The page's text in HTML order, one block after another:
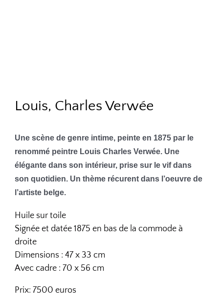
Louis, Charles Verwée
Une scène de genre intime, peinte en 1875 par le
renommé peintre Louis Charles Verwée. Une
élégante dans son intérieur, prise sur le vif dans
son quotidien. Un thème récurent dans l’oeuvre de
l’artiste belge.
Huile sur toile
Signée et datée 1875 en bas de la commode à
droite
Dimensions : 47 x 33 cm
Avec cadre : 70 x 56 cm
Prix: 7500 euros